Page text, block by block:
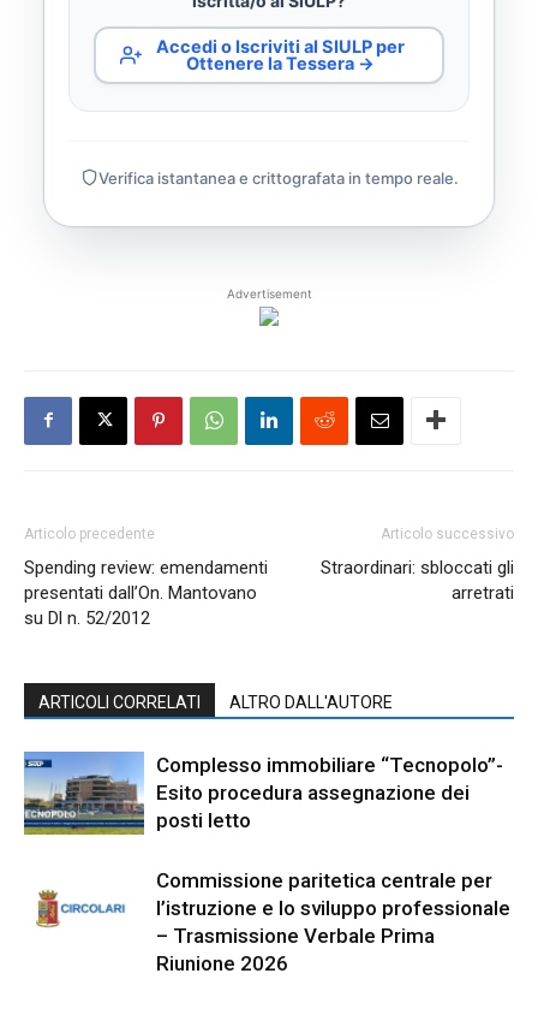
Accedi o Iscriviti al SIULP per
Ottenere la Tessera →
Verifica istantanea e crittografata in tempo reale.
Advertisement
Articolo precedente
Spending review: emendamenti
presentati dall’On. Mantovano
su Dl n. 52/2012
Articolo successivo
Straordinari: sbloccati gli
arretrati
ARTICOLI CORRELATI ALTRO DALL'AUTORE
Complesso immobiliare “Tecnopolo”-
Esito procedura assegnazione dei
posti letto
Commissione paritetica centrale per
l’istruzione e lo sviluppo professionale
– Trasmissione Verbale Prima
Riunione 2026